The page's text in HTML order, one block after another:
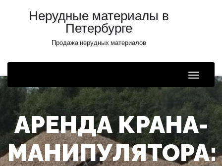
Нерудные материалы в
Петербурге
Продажа нерудных материалов
Toggle
АРЕНДА КРАНА-
МАНИПУЛЯТОРА: